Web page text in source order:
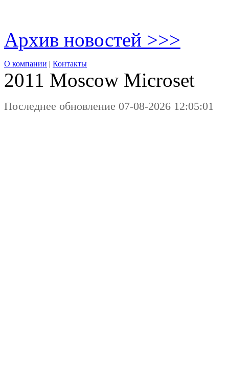
Архив новостей >>>
О компании | Контакты
2011 Moscow Microset
Последнее обновление 07-08-2026 12:05:01